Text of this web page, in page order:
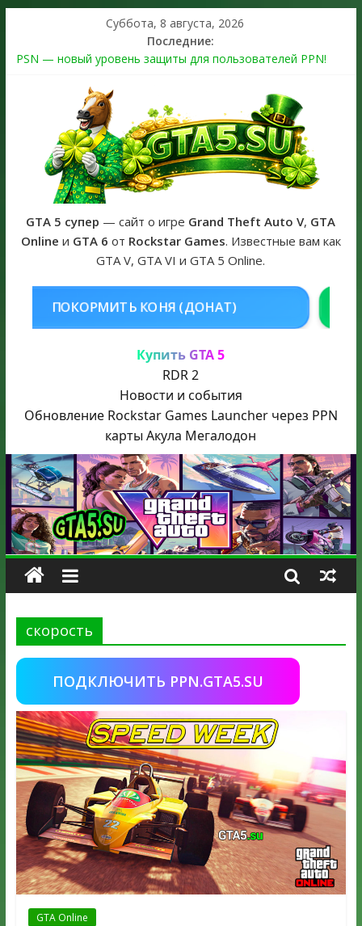
Суббота, 8 августа, 2026
Последние:
PSN — новый уровень защиты для пользователей PPN!
The Kortz Center Heist выйдет в GTA Online уже 14 июля
Регистрация в Rockstar Games Social Club ошибка #1.500.7:
как зарегистрировать аккаунт и войти без проблем в 2026
Получайте особые награды в GTA Online по программе
Fine Art Collector
GTA 6 официальная обложка игры и Предзаказ Grand Theft
Auto VI
GTA 5 супер — сайт о игре Grand Theft Auto V, GTA
Online и GTA 6 от Rockstar Games. Известные вам как
GTA V, GTA VI и GTA 5 Online.
(ДОНАТ) КУПИТЬ GTA 5
Купить GTA 5
RDR 2
Новости и события
Обновление Rockstar Games Launcher через PPN
карты Акула Мегалодон
скорость
ПОДКЛЮЧИТЬ PPN.GTA5.SU
GTA Online